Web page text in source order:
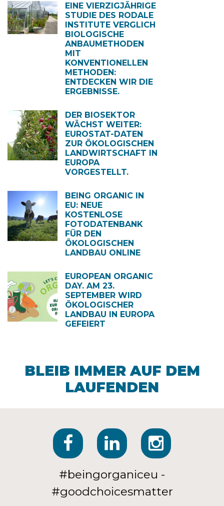
EINE VIERZIGJÄHRIGE
STUDIE DES RODALE
INSTITUTE VERGLICH
BIOLOGISCHE
ANBAUMETHODEN
MIT
KONVENTIONELLEN
METHODEN:
ENTDECKEN WIR DIE
ERGEBNISSE.
DER BIOSEKTOR
WÄCHST WEITER:
EUROSTAT-DATEN
ZUR ÖKOLOGISCHEN
LANDWIRTSCHAFT IN
EUROPA
VORGESTELLT.
BEING ORGANIC IN
EU: NEUE
KOSTENLOSE
FOTODATENBANK
FÜR DEN
ÖKOLOGISCHEN
LANDBAU ONLINE
EUROPEAN ORGANIC
DAY. AM 23.
SEPTEMBER WIRD
ÖKOLOGISCHER
LANDBAU IN EUROPA
GEFEIERT
BLEIB IMMER AUF DEM
LAUFENDEN
#beingorganiceu -
#goodchoicesmatter